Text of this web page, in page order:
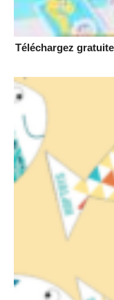
Téléchargez